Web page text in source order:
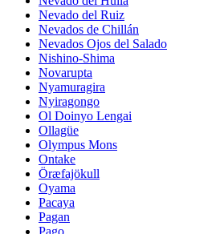
Nevado del Ruiz
Nevados de Chillán
Nevados Ojos del Salado
Nishino-Shima
Novarupta
Nyamuragira
Nyiragongo
Ol Doinyo Lengai
Ollagüe
Olympus Mons
Ontake
Öræfajökull
Oyama
Pacaya
Pagan